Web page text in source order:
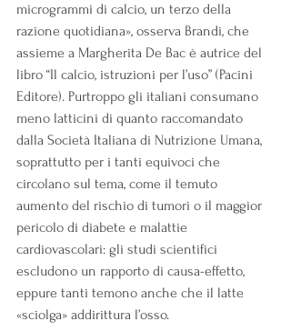
microgrammi di calcio, un terzo della
razione quotidiana», osserva Brandi, che
assieme a Margherita De Bac è autrice del
libro “Il calcio, istruzioni per l’uso” (Pacini
Editore). Purtroppo gli italiani consumano
meno latticini di quanto raccomandato
dalla Società Italiana di Nutrizione Umana,
soprattutto per i tanti equivoci che
circolano sul tema, come il temuto
aumento del rischio di tumori o il maggior
pericolo di diabete e malattie
cardiovascolari: gli studi scientifici
escludono un rapporto di causa-effetto,
eppure tanti temono anche che il latte
«sciolga» addirittura l’osso.